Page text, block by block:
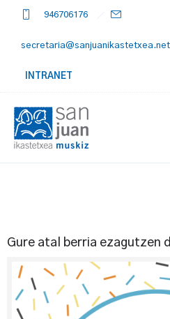
946706176
secretaria@sanjuanikastetxea.net
INTRANET
Gure atal berria ezagutzen